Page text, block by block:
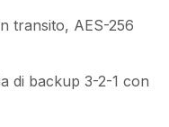
transito, AES-256
di backup 3-2-1 con